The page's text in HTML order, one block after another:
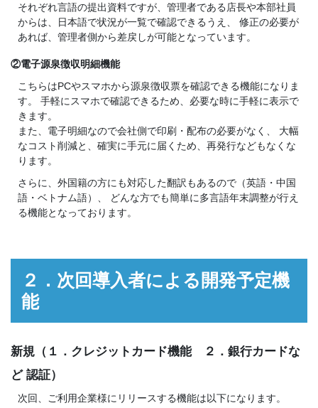
それぞれ言語の提出資料ですが、管理者である店長や本部社員
からは、日本語で状況が一覧で確認できるうえ、 修正の必要が
あれば、管理者側から差戻しが可能となっています。
②電子源泉徴収明細機能
こちらはPCやスマホから源泉徴収票を確認できる機能になりま
す。 手軽にスマホで確認できるため、必要な時に手軽に表示で
きます。
また、電子明細なので会社側で印刷・配布の必要がなく、 大幅
なコスト削減と、確実に手元に届くため、再発行などもなくな
ります。
さらに、外国籍の方にも対応した翻訳もあるので（英語・中国
語・ベトナム語）、 どんな方でも簡単に多言語年末調整が行え
る機能となっております。
２．次回導入者による開発予定機
能
新規（１．クレジットカード機能 ２．銀行カードな
ど 認証）
次回、ご利用企業様にリリースする機能は以下になります。